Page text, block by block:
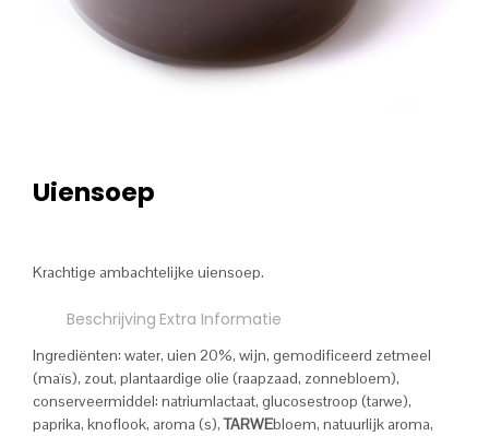
Uiensoep
Krachtige ambachtelijke uiensoep.
Beschrijving Extra Informatie
Ingrediënten: water, uien 20%, wijn, gemodificeerd zetmeel
(maïs), zout, plantaardige olie (raapzaad, zonnebloem),
conserveermiddel: natriumlactaat, glucosestroop (tarwe),
paprika, knoflook, aroma (s),TARWEbloem, natuurlijk aroma,